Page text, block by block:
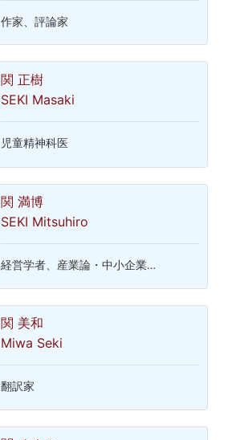
作家、評論家
関 正樹
SEKI Masaki
児童精神科医
関 満博
SEKI Mitsuhiro
経営学者、産業論・中小企業…
関 美和
Miwa Seki
翻訳家